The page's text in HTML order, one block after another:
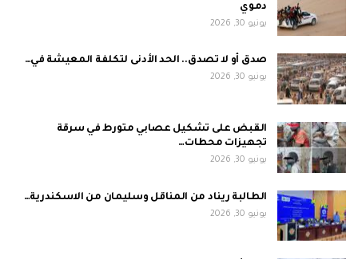
دموي
يونيو 30, 2026
صدق أو لا تصدق.. الحد الأدنى لتكلفة المعيشة في…
يونيو 30, 2026
القبض على تشكيل عصابي متورط في سرقة
تجهيزات محطات…
يونيو 30, 2026
الطالبة ريناد من المناقل وسليمان من الاسكندرية…
يونيو 30, 2026